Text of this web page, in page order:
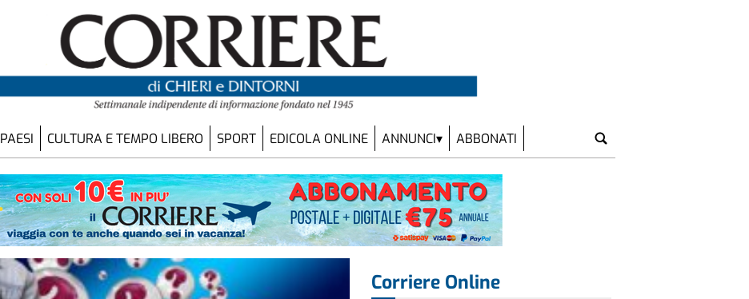
PAESI CULTURA E TEMPO LIBERO SPORT EDICOLA ONLINE ANNUNCI ABBONATI
Corriere Online